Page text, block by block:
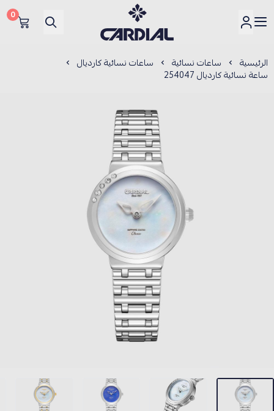
كارديــال
0
الرئيسية ساعات نسائية ساعات نسائية كارديال
ساعة نسائية كارديال 254047